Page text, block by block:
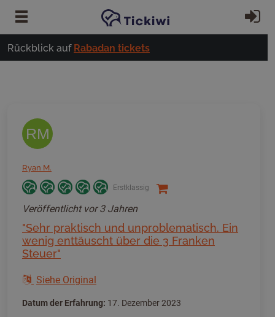
Zum Hauptinhalt springen
Rückblick auf Rabadan tickets
RM
Ryan M.
Erstklassig
Veröffentlicht vor 3 Jahren
"Sehr praktisch und unproblematisch. Ein
wenig enttäuscht über die 3 Franken
Steuer"
Siehe Original
Datum der Erfahrung: 17. Dezember 2023